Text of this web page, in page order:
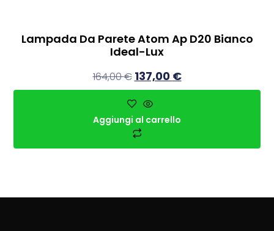
Lampada Da Parete Atom Ap D20 Bianco
Ideal-Lux
164,00€ 137,00 €
Aggiungi al carrello